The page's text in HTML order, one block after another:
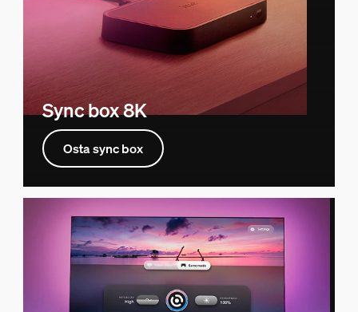
Sync box 8K
Osta sync box